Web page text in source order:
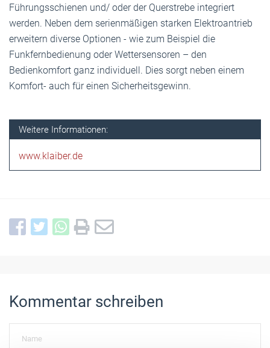
Führungsschienen und/ oder der Querstrebe integriert
werden. Neben dem serienmäßigen starken Elektroantrieb
erweitern diverse Optionen - wie zum Beispiel die
Funkfernbedienung oder Wettersensoren – den
Bedienkomfort ganz individuell. Dies sorgt neben einem
Komfort- auch für einen Sicherheitsgewinn.
Weitere Informationen:
www.klaiber.de
Kommentar schreiben